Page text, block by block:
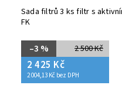
Sada filtrů 3 ks filtr s
FK
2 500 Kč
–3 %
2 425 Kč
2 004,13 Kč bez DPH